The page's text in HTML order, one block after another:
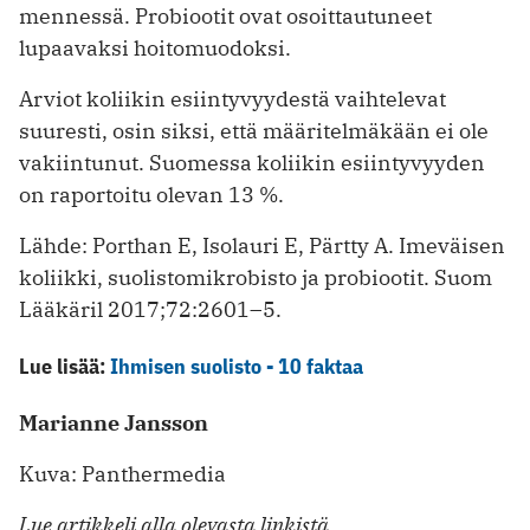
mennessä. Probiootit ovat osoittautuneet
lupaavaksi hoitomuodoksi.
Arviot koliikin esiintyvyydestä vaihtelevat
suuresti, osin siksi, että määritelmäkään ei ole
vakiintunut. Suomessa koliikin esiintyvyyden
on raportoitu olevan 13 %.
Lähde: Porthan E, Isolauri E, Pärtty A. Imeväisen
koliikki, suolistomikrobisto ja probiootit. Suom
Lääkäril 2017;72:2601–5.
Lue lisää:Ihmisen suolisto - 10 faktaa
Marianne Jansson
Kuva: Panthermedia
Lue artikkeli alla olevasta linkistä.